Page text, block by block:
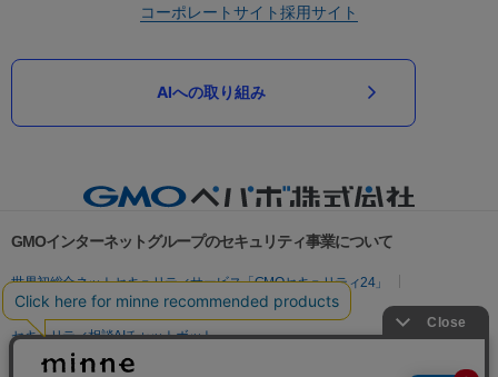
コーポレートサイト採用サイト
AIへの取り組み
GMOインターネットグループのセキュリティ事業について
世界初総合ネットセキュリティサービス「GMOセキュリティ24」
パスワード漏洩診断
Webサイトリスク診断
セキュリティ相談AIチャットボット
実在証明・盗聴対策